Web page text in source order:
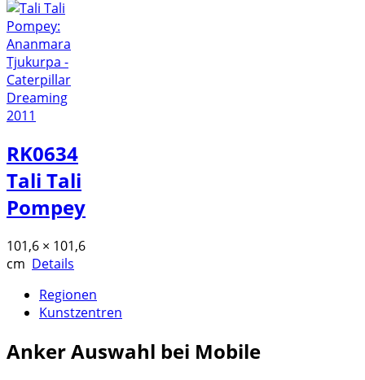
RK0634
Tali Tali
Pompey
101,6 × 101,6
cm Details
Regionen
Kunstzentren
AnkerAuswahl bei Mobile